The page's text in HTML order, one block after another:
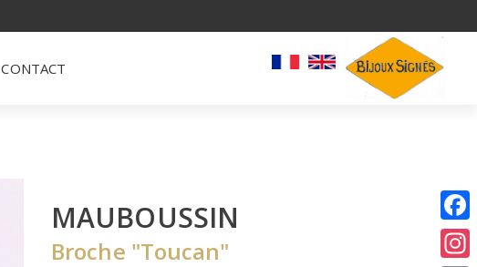
CONTACT
MAUBOUSSIN
Broche "Toucan"